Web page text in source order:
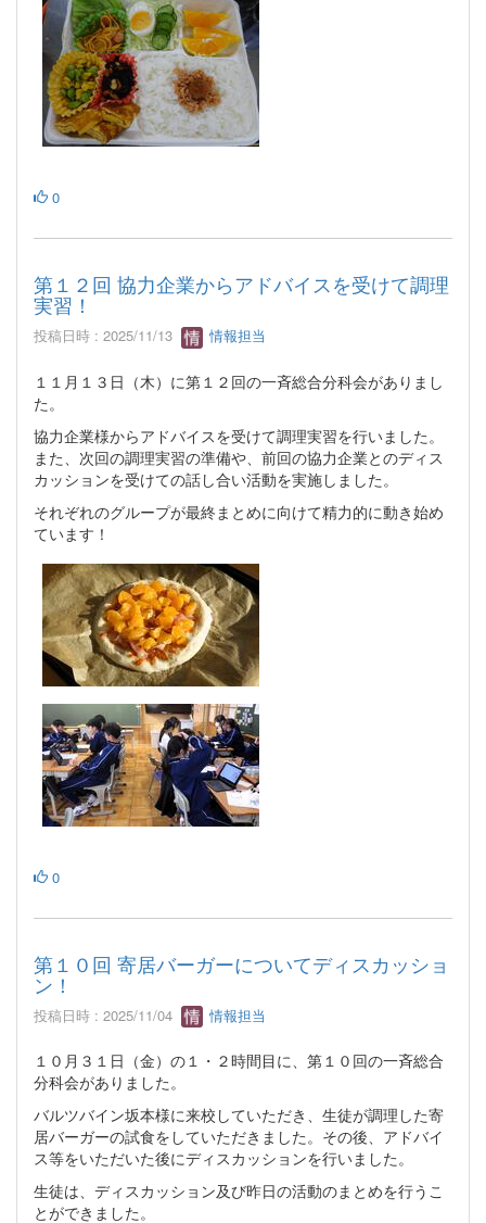
0
第１２回 協力企業からアドバイスを受けて調理
実習！
投稿日時 : 2025/11/13 情報担当
１１月１３日（木）に第１２回の一斉総合分科会がありまし
た。
協力企業様からアドバイスを受けて調理実習を行いました。
また、次回の調理実習の準備や、前回の協力企業とのディス
カッションを受けての話し合い活動を実施しました。
それぞれのグループが最終まとめに向けて精力的に動き始め
ています！
0
第１０回 寄居バーガーについてディスカッショ
ン！
投稿日時 : 2025/11/04 情報担当
１０月３１日（金）の１・２時間目に、第１０回の一斉総合
分科会がありました。
バルツバイン坂本様に来校していただき、生徒が調理した寄
居バーガーの試食をしていただきました。その後、アドバイ
ス等をいただいた後にディスカッションを行いました。
生徒は、ディスカッション及び昨日の活動のまとめを行うこ
とができました。